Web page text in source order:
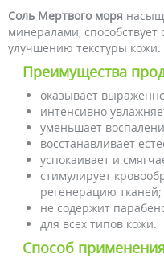
Соль Мертвого моря
минералами,
улучшению текстуры кожи.
Преимущества
оказывает
интенсивно
уменьшает
восстанавливает
успокаивает и
стимулирует
регенерацию тканей;
не содержит
для всех типов кожи.
Способ